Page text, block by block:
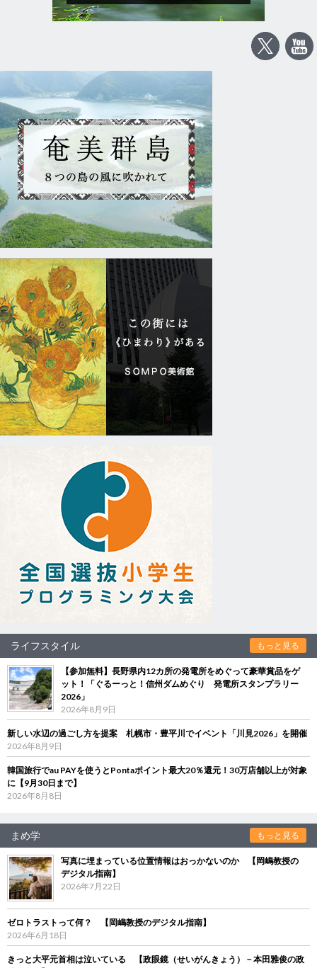
ライフスタイル もっと見る
【参加無料】長野県内12カ所の発電所をめぐって豪華賞品をゲ
ット！「ぐるーっと！信州ダムめぐり 発電所スタンプラリー
2026」
2026年8月9日
新しい水辺の過ごし方を提案 札幌市・豊平川でイベント「川見2026」を開催
2026年8月9日
韓国旅行でau PAYを使うとPontaポイント最大20％還元！30万店舗以上が対象
に【9月30日まで】
2026年8月8日
まめ学 もっと見る
写真に埋まっている位置情報はおっかないのか 【岡嶋教授の
デジタル指南】
2026年7月22日
ゼロトラストって何？ 【岡嶋教授のデジタル指南】
2026年6月18日
きっと大平元首相は泣いている 【政眼鏡（せいがんきょう）－本田雅俊の政